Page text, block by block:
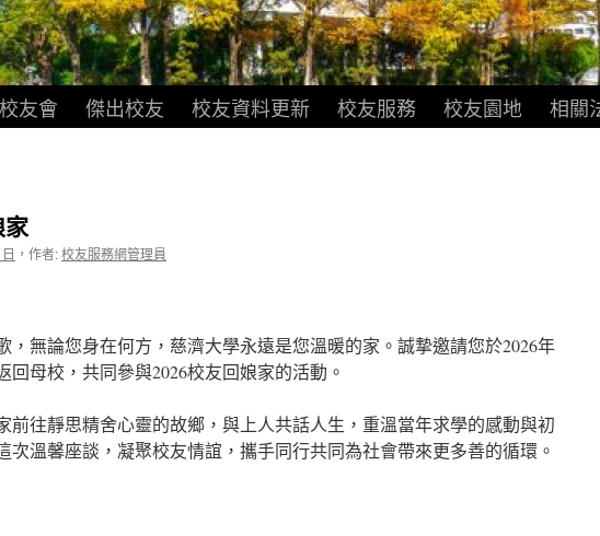
友會 傑出校友 校友資料更新 校友服務 校友園地 相關
， 作者:校友服務網管理員
，無論您身在何方，慈濟大學永遠是您溫暖的家。誠摯邀請您於2026年
回母校，共同參與2026校友回娘家的活動。
前往靜思精舍心靈的故鄉，與上人共話人生，重溫當年求學的感動與初
次溫馨座談，凝聚校友情誼，攜手同行共同為社會帶來更多善的循環。